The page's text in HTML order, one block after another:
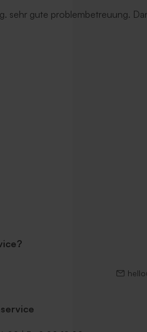
sehr gute problembetreuung.